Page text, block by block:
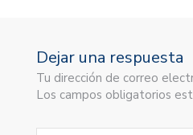
Dejar una respuesta
Tu dirección de correo
Los campos obligatorios